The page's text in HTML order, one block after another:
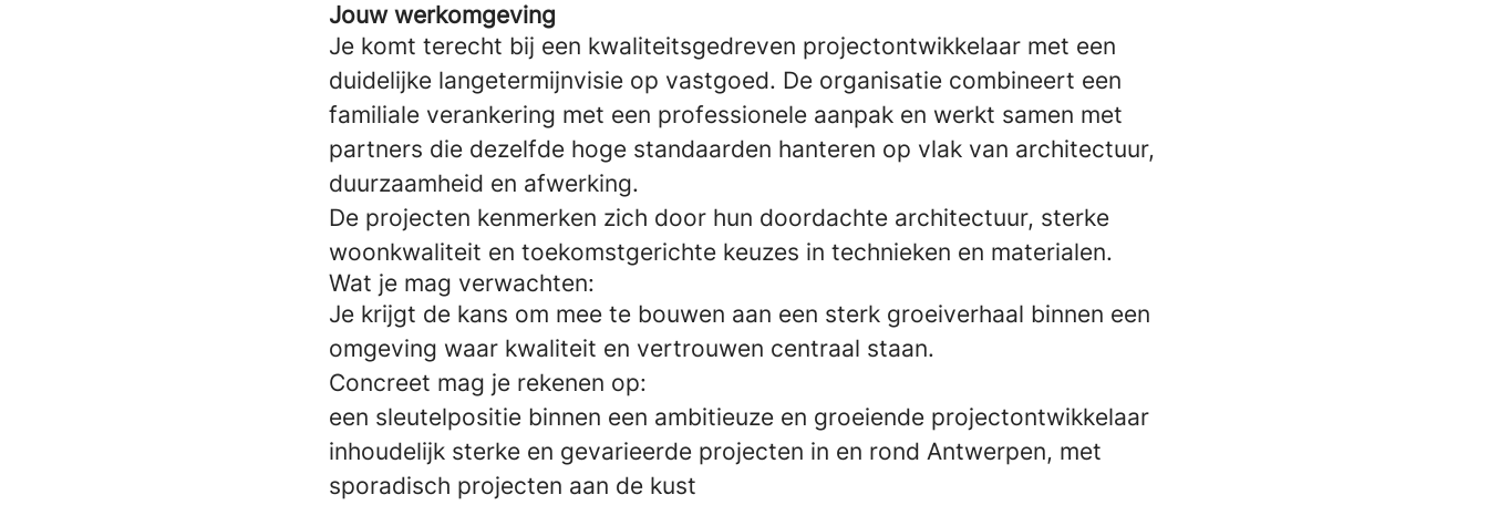
Jouw werkomgeving
Je komt terecht bij een kwaliteitsgedreven projectontwikkelaar met een
duidelijke langetermijnvisie op vastgoed. De organisatie combineert een
familiale verankering met een professionele aanpak en werkt samen met
partners die dezelfde hoge standaarden hanteren op vlak van architectuur,
duurzaamheid en afwerking.
De projecten kenmerken zich door hun doordachte architectuur, sterke
woonkwaliteit en toekomstgerichte keuzes in technieken en materialen.
Wat je mag verwachten:
Je krijgt de kans om mee te bouwen aan een sterk groeiverhaal binnen een
omgeving waar kwaliteit en vertrouwen centraal staan.
Concreet mag je rekenen op:
een sleutelpositie binnen een ambitieuze en groeiende projectontwikkelaar
inhoudelijk sterke en gevarieerde projecten in en rond Antwerpen, met
sporadisch projecten aan de kust